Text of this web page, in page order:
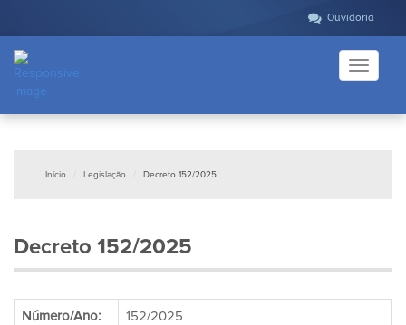
Ouvidoria
Toggle
Início Legislação Decreto 152/2025
Decreto 152/2025
Número/Ano: 152/2025